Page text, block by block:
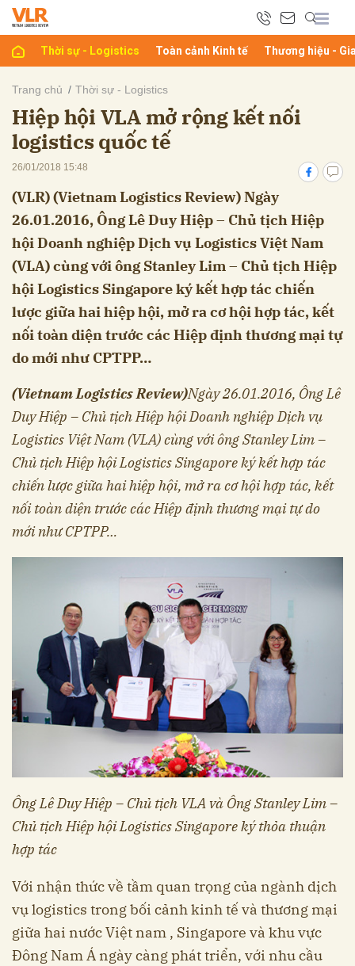
Thời sự - Logistics Toàn cảnh Kinh tế Thương hiệu -
Trang chủ Thời sự - Logistics
Hiệp hội VLA mở rộng kết nối
logistics quốc tế
26/01/2018 15:48
(VLR) (Vietnam Logistics Review) Ngày
26.01.2016, Ông Lê Duy Hiệp – Chủ tịch Hiệp
hội Doanh nghiệp Dịch vụ Logistics Việt Nam
(VLA) cùng với ông Stanley Lim – Chủ tịch Hiệp
hội Logistics Singapore ký kết hợp tác chiến
lược giữa hai hiệp hội, mở ra cơ hội hợp tác, kết
nối toàn diện trước các Hiệp định thương mại tự
do mới như CPTPP…
(Vietnam Logistics Review)Ngày 26.01.2016, Ông Lê
Duy Hiệp – Chủ tịch Hiệp hội Doanh nghiệp Dịch vụ
Logistics Việt Nam (VLA) cùng với ông Stanley Lim –
Chủ tịch Hiệp hội Logistics Singapore ký kết hợp tác
chiến lược giữa hai hiệp hội, mở ra cơ hội hợp tác, kết
nối toàn diện trước các Hiệp định thương mại tự do
mới như CPTPP…
Ông Lê Duy Hiệp – Chủ tịch VLA và Ông Stanley Lim –
Chủ tịch Hiệp hội Logistics Singapore ký thỏa thuận
hợp tác
Với nhận thức về tầm quan trọng của ngành dịch
vụ logistics trong bối cảnh kinh tế và thương mại
giữa hai nước Việt nam , Singapore và khu vực
Đông Nam Á ngày càng phát triển, với nhu cầu
luận
Hủy